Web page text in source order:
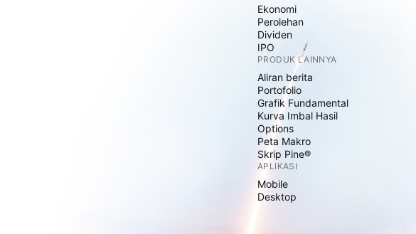
Ekonomi
Perolehan
Dividen
IPO
PRODUK LAINNYA
Aliran berita
Portofolio
Grafik Fundamental
Kurva Imbal Hasil
Options
Peta Makro
Skrip Pine®
APLIKASI
Mobile
Desktop